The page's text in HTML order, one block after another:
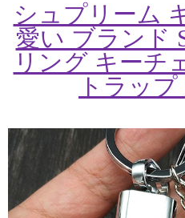
シュプリーム
愛い ブランド
リング キーチ
トラッ